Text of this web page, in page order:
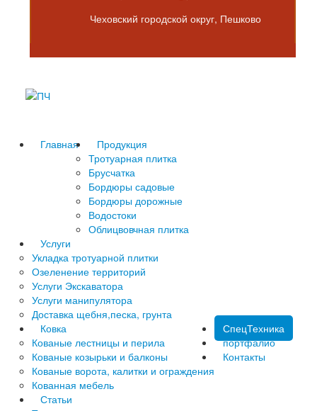
Чеховский городской округ, Пешково
Главная
Продукция
Тротуарная плитка
Брусчатка
Бордюры садовые
Бордюры дорожные
Водостоки
Облицвовчная плитка
Услуги
Укладка тротуарной плитки
Озеленение территорий
Услуги Экскаватора
Услуги манипулятора
Доставка щебня,песка, грунта
Ковка
Кованые лестницы и перила
Кованые козырьки и балконы
Кованые ворота, калитки и ограждения
Кованная мебель
СпецТехника
портфалио
Контакты
Статьи